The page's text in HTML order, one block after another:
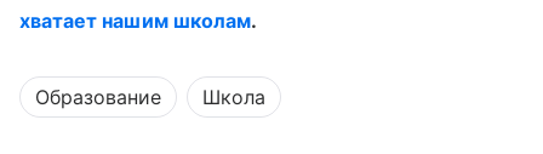
хватает нашим школам.
Образование Школа